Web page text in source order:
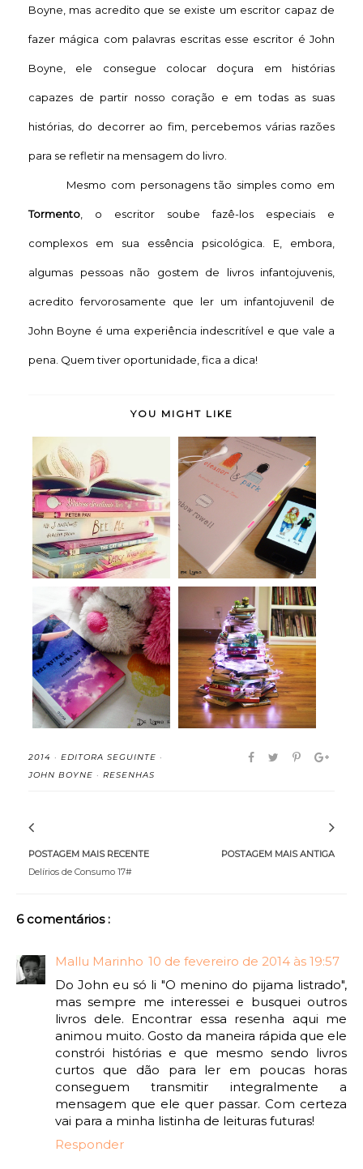
Boyne, mas acredito que se existe um escritor capaz de
fazer mágica com palavras escritas esse escritor é John
Boyne, ele consegue colocar doçura em histórias
capazes de partir nosso coração e em todas as suas
histórias, do decorrer ao fim, percebemos várias razões
para se refletir na mensagem do livro.
Mesmo com personagens tão simples como em
Tormento , o escritor soube fazê-los especiais e
complexos em sua essência psicológica. E, embora,
algumas pessoas não gostem de livros infantojuvenis,
acredito fervorosamente que ler um infantojuvenil de
John Boyne é uma experiência indescritível e que vale a
pena. Quem tiver oportunidade, fica a dica!
YOU MIGHT LIKE
Um Ano, 12 meses, os
12 melhores li...
Eleanor & Park -
Rainbow Rowell (re...
Três Metros Acima do
Céu - Federico...
Feliz Natal!
2014 · EDITORA SEGUINTE ·
JOHN BOYNE · RESENHAS
POSTAGEM MAIS RECENTE
Delírios de Consumo 17#
POSTAGEM MAIS ANTIGA
6 comentários :
Mallu Marinho 10 de fevereiro de 2014 às 19:57
Do John eu só li "O menino do pijama listrado",
mas sempre me interessei e busquei outros
livros dele. Encontrar essa resenha aqui me
animou muito. Gosto da maneira rápida que ele
constrói histórias e que mesmo sendo livros
curtos que dão para ler em poucas horas
conseguem transmitir integralmente a
mensagem que ele quer passar. Com certeza
vai para a minha listinha de leituras futuras!
Responder